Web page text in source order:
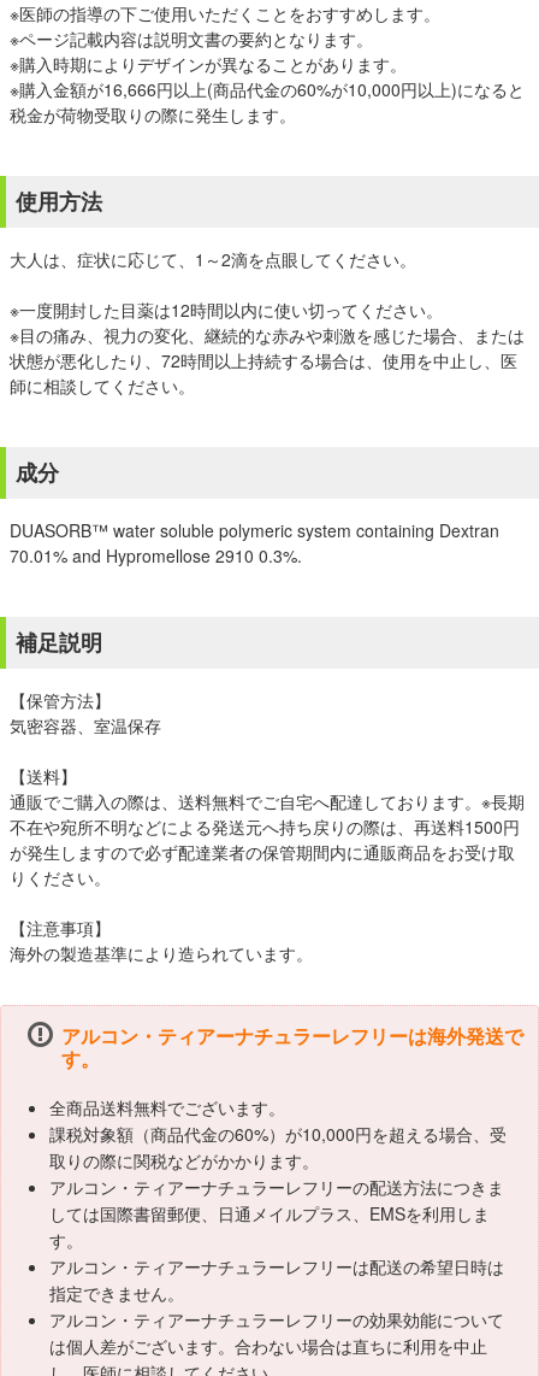
※医師の指導の下ご使用いただくことをおすすめします。
※ページ記載内容は説明文書の要約となります。
※購入時期によりデザインが異なることがあります。
※購入金額が16,666円以上(商品代金の60%が10,000円以上)になると
税金が荷物受取りの際に発生します。
使用方法
大人は、症状に応じて、1～2滴を点眼してください。
※一度開封した目薬は12時間以内に使い切ってください。
※目の痛み、視力の変化、継続的な赤みや刺激を感じた場合、または
状態が悪化したり、72時間以上持続する場合は、使用を中止し、医
師に相談してください。
成分
DUASORB™ water soluble polymeric system containing Dextran
70.01% and Hypromellose 2910 0.3%.
補足説明
【保管方法】
気密容器、室温保存
【送料】
通販でご購入の際は、送料無料でご自宅へ配達しております。※長期
不在や宛所不明などによる発送元へ持ち戻りの際は、再送料1500円
が発生しますので必ず配達業者の保管期間内に通販商品をお受け取
りください。
【注意事項】
海外の製造基準により造られています。
アルコン・ティアーナチュラーレフリーは海外発送で
す。
全商品送料無料でございます。
課税対象額（商品代金の60%）が10,000円を超える場合、受
取りの際に関税などがかかります。
アルコン・ティアーナチュラーレフリーの配送方法につきま
しては国際書留郵便、日通メイルプラス、EMSを利用しま
す。
アルコン・ティアーナチュラーレフリーは配送の希望日時は
指定できません。
アルコン・ティアーナチュラーレフリーの効果効能について
は個人差がございます。合わない場合は直ちに利用を中止